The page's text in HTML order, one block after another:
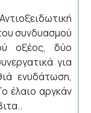
συνδυασμού
οξέος, δύο
για
ενυδάτωση,
έλαιο αργκάν